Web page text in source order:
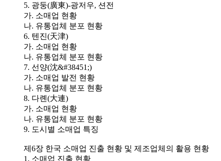
5. 광둥(廣東)-광저우, 션전
가. 소매업 현황
나. 유통업체 분포 현황
6. 텐진(天津)
가. 소매업 현황
나. 유통업체 분포 현황
7. 선양(沈&#38451;)
가. 소매업 발전 현황
나. 유통업체 분포 현황
8. 다롄(大連)
가. 소매업 현황
나. 유통업체 분포 현황
9. 도시별 소매업 특징
제6장 한국 소매업 진출 현황 및 제조업체의 활용 현황
1. 소매업 진출 현황